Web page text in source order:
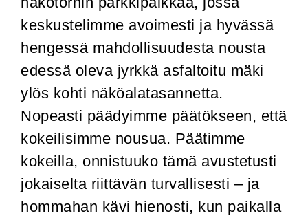
keskustelimme avoimesti ja hyvässä
hengessä mahdollisuudesta nousta
edessä oleva jyrkkä asfaltoitu mäki
ylös kohti näköalatasannetta.
Nopeasti päädyimme päätökseen, että
kokeilisimme nousua. Päätimme
kokeilla, onnistuuko tämä avustetusti
jokaiselta riittävän turvallisesti – ja
hommahan kävi hienosti, kun paikalla